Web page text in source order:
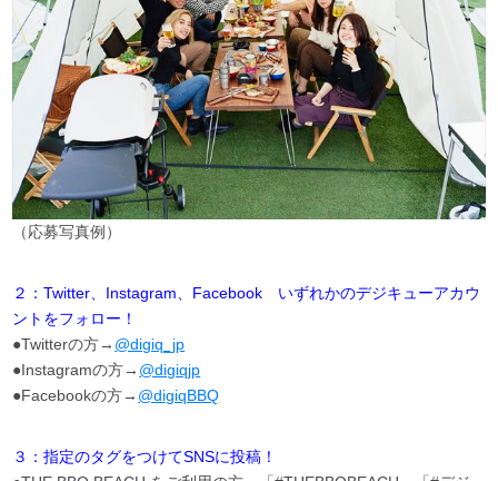
（応募写真例）
２：Twitter、Instagram、Facebook いずれかのデジキューアカウ
ントをフォロー！
●Twitterの方→ @digiq_jp
●Instagramの方→ @digiqjp
●Facebookの方→ @digiqBBQ
３：指定のタグをつけてSNSに投稿！